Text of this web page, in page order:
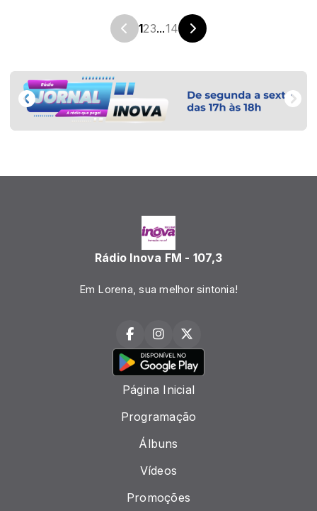
123...14
Rádio Inova FM - 107,3
Em Lorena, sua melhor sintonia!
Página Inicial
Programação
Álbuns
Vídeos
Promoções